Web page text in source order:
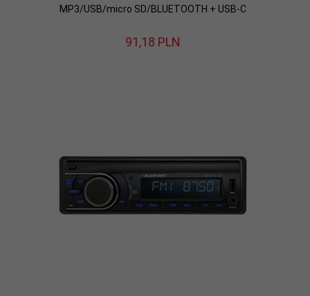
MP3/USB/micro SD/BLUETOOTH + USB-C
91,18 PLN